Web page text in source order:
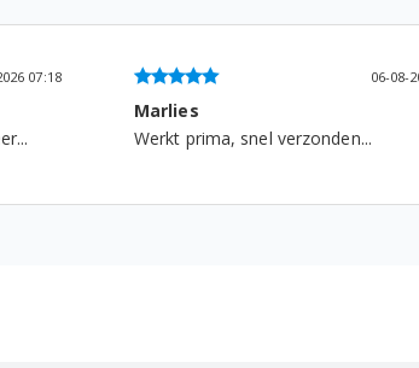
06-08-2026 09:10
Marlies
Werkt prima, snel verzonden...